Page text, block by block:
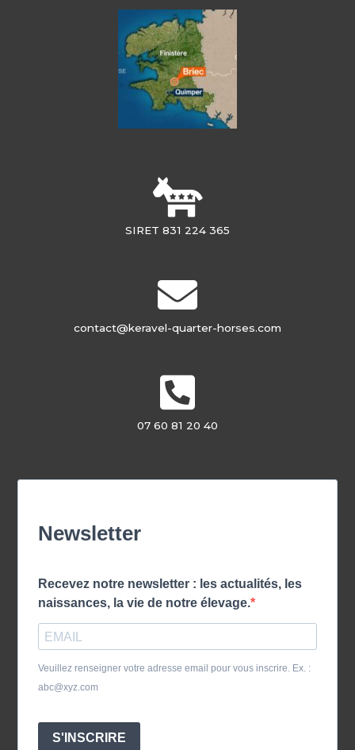
SIRET 831 224 365
contact@keravel-quarter-horses.com
07 60 81 20 40
Newsletter
Recevez notre newsletter : les actualités, les
naissances, la vie de notre élevage.
Veuillez renseigner votre adresse email pour vous inscrire. Ex. :
abc@xyz.com
S'INSCRIRE